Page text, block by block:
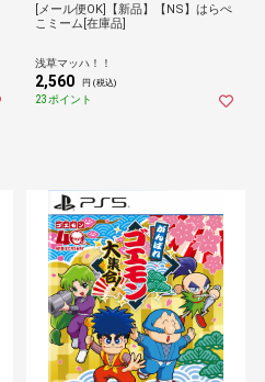
[メール便OK]【新品】【NS】はらぺ
こミーム[在庫品]
浅草マッハ！！
2,560 円 (税込)
23ポイント